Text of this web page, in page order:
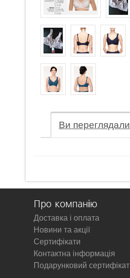
Ви переглядали
Про компанію
Доставка і оплата
Новини та акції
Сертифікати
Контактна інформація
Подарунковий сертифікат